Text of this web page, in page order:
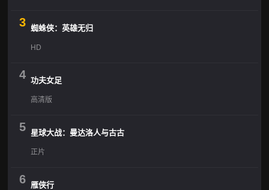
3 蜘蛛侠：英雄无归
HD
4 功夫女足
高清版
5 星球大战：曼达洛人与古古
正片
6 雁侠行